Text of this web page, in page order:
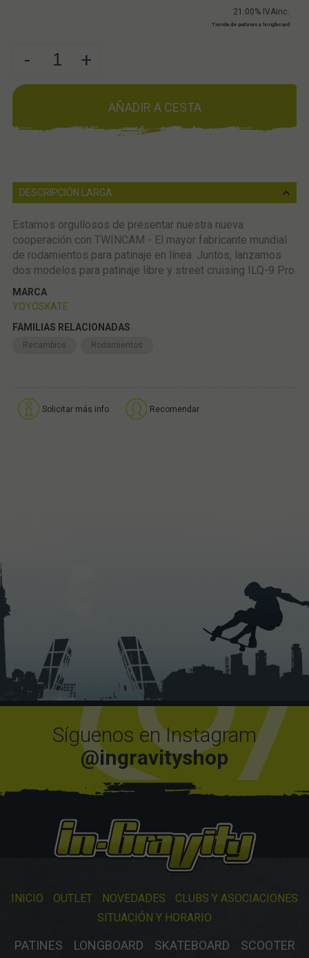
21.00% IVAinc.
Tienda de patines y longboard
- +
AÑADIR A CESTA
DESCRIPCIÓN LARGA
Estamos orgullosos de presentar nuestra nueva
cooperación con TWINCAM - El mayor fabricante mundial
de rodamientos para patinaje en línea. Juntos, lanzamos
dos modelos para patinaje libre y street cruising ILQ-9 Pro.
MARCA
YOYOSKATE
FAMILIAS RELACIONADAS
Recambios Rodamientos
Solicitar más info Recomendar
Síguenos en Instagram
@ingravityshop
INICIO OUTLET NOVEDADES
CLUBS Y ASOCIACIONES
SITUACIÓN Y HORARIO
PATINES LONGBOARD SKATEBOARD
SCOOTER